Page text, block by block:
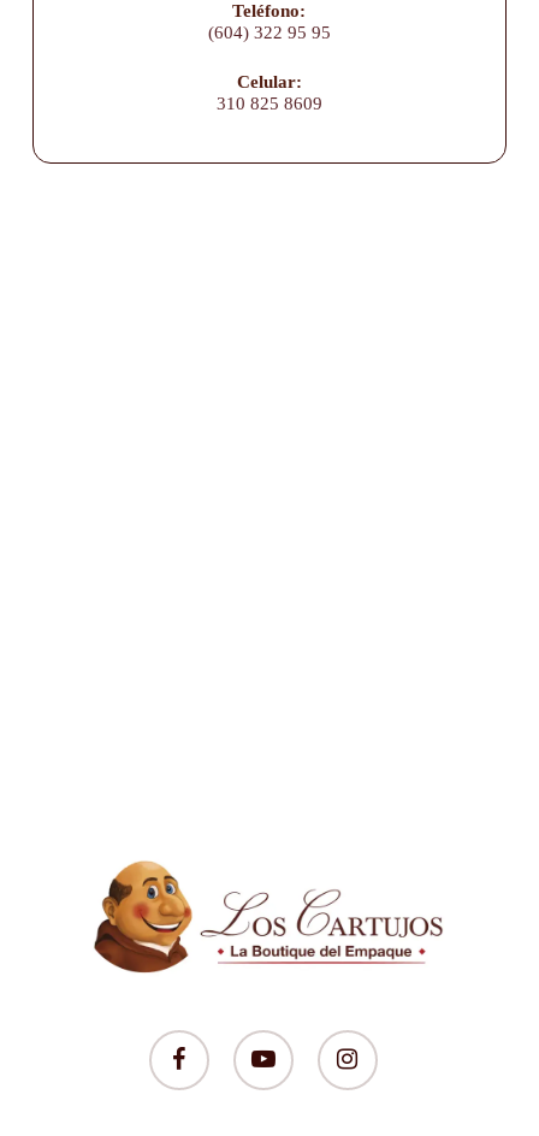
Teléfono:
(604) 322 95 95
Celular:
310 825 8609
facebook youtube instagram